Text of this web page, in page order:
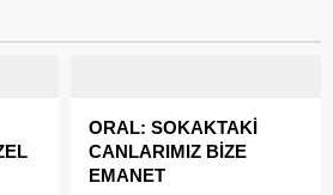
ORAL: SOKAKTAKİ
CANLARIMIZ BİZE
EMANET